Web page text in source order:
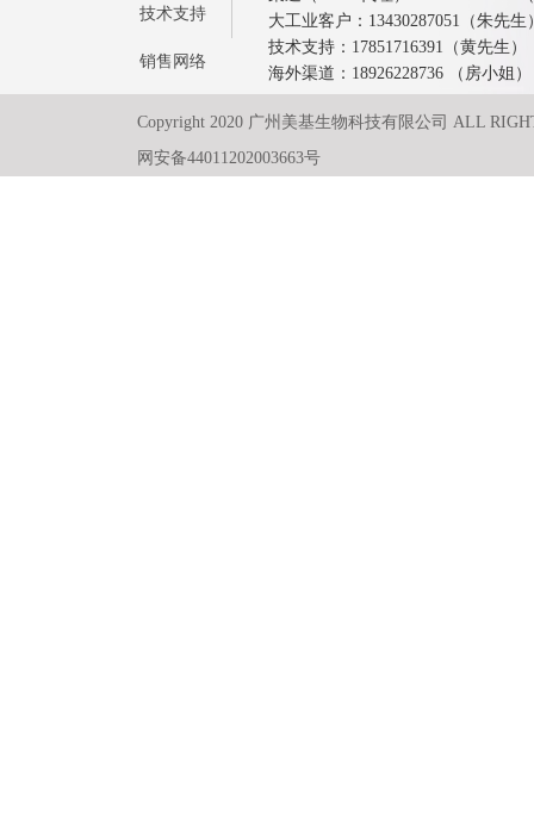
技术支持
销售网络
大工业客户：13430287051（朱先生
技术支持：17851716391（黄先生）
海外渠道：18926228736 （房小姐）
Copyright 2020 广州美基生物科技有限公司 ALL
网安备44011202003663号